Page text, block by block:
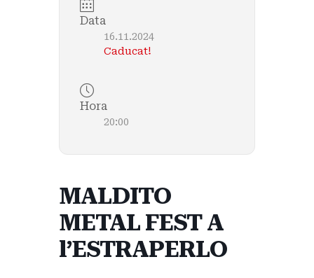
Data
16.11.2024
Caducat!
Hora
20:00
MALDITO
METAL FEST A
l’ESTRAPERLO